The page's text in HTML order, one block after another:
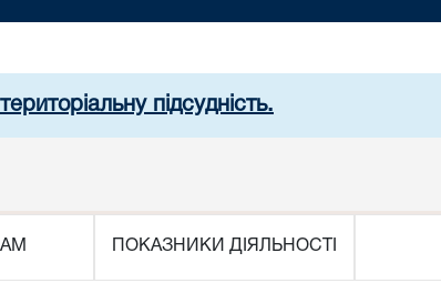
підсудність.
ПОКАЗНИКИ ДІЯЛЬНОСТІ